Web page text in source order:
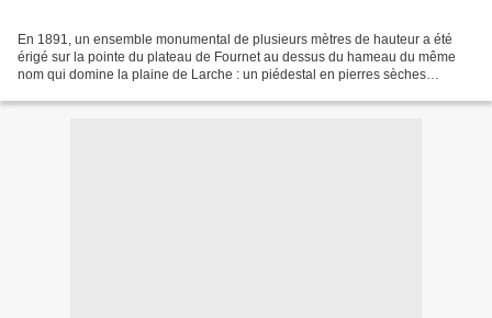
En 1891, un ensemble monumental de plusieurs mètres de hauteur a été
érigé sur la pointe du plateau de Fournet au dessus du hameau du même
nom qui domine la plaine de Larche : un piédestal en pierres sèches